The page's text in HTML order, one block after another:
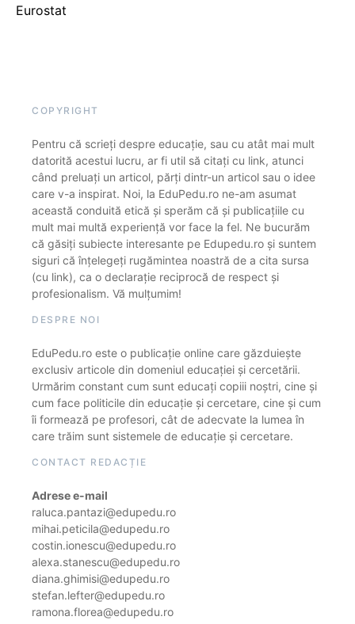
Eurostat
COPYRIGHT
Pentru că scrieți despre educație, sau cu atât mai mult
datorită acestui lucru, ar fi util să citați cu link, atunci
când preluați un articol, părți dintr-un articol sau o idee
care v-a inspirat. Noi, la EduPedu.ro ne-am asumat
această conduită etică și sperăm că și publicațiile cu
mult mai multă experiență vor face la fel. Ne bucurăm
că găsiți subiecte interesante pe Edupedu.ro și suntem
siguri că înțelegeți rugămintea noastră de a cita sursa
(cu link), ca o declarație reciprocă de respect și
profesionalism. Vă mulțumim!
DESPRE NOI
EduPedu.ro este o publicație online care găzduiește
exclusiv articole din domeniul educației și cercetării.
Urmărim constant cum sunt educați copiii noștri, cine și
cum face politicile din educație și cercetare, cine și cum
îi formează pe profesori, cât de adecvate la lumea în
care trăim sunt sistemele de educație și cercetare.
CONTACT REDACȚIE
Adrese e-mail
raluca.pantazi@edupedu.ro
mihai.peticila@edupedu.ro
costin.ionescu@edupedu.ro
alexa.stanescu@edupedu.ro
diana.ghimisi@edupedu.ro
stefan.lefter@edupedu.ro
ramona.florea@edupedu.ro